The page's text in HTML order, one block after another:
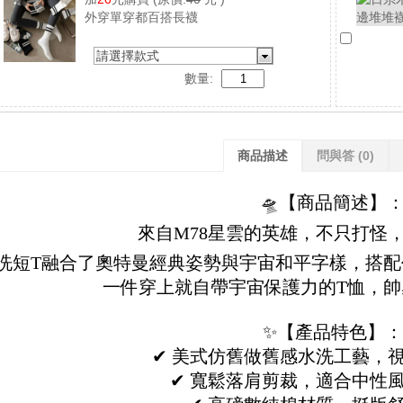
外穿單穿都百搭長襪
請選擇款式
數量:
商品描述 問與答 (0)